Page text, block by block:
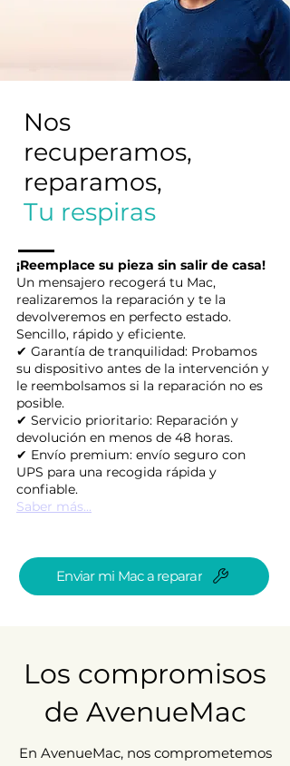
Nos
recuperamos,
reparamos,
Tu respiras
¡Reemplace su pieza sin salir de casa!
Un mensajero recogerá tu Mac,
realizaremos la reparación y te la
devolveremos en perfecto estado.
Sencillo, rápido y eficiente.
✔ Garantía de tranquilidad: Probamos
su dispositivo antes de la intervención y
le reembolsamos si la reparación no es
posible.
✔ Servicio prioritario: Reparación y
devolución en menos de 48 horas.
✔ Envío premium: envío seguro con
UPS para una recogida rápida y
confiable.
Saber más...
Enviar mi Mac a reparar
Los compromisos
de AvenueMac
En AvenueMac, nos comprometemos